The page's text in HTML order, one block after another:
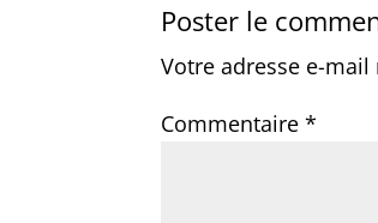
Poster le
Votre adresse e-
Commentaire*